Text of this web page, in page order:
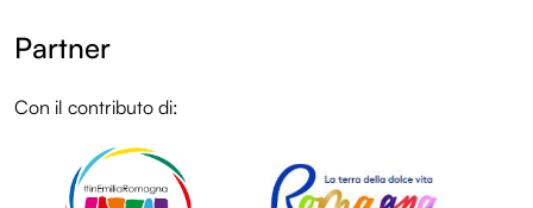
Partner
Con il contributo di: